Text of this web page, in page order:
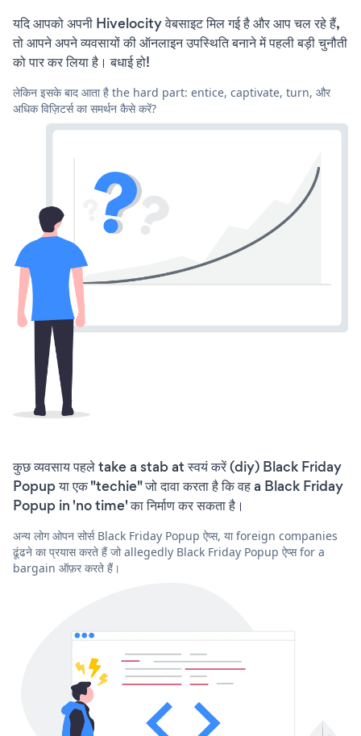
यदि आपको अपनी Hivelocity वेबसाइट मिल गई है और आप चल रहे हैं,
तो आपने अपने व्यवसायों की ऑनलाइन उपस्थिति बनाने में पहली बड़ी चुनौती
को पार कर लिया है। बधाई हो!
लेकिन इसके बाद आता है the hard part: entice, captivate, turn, और
अधिक विज़िटर्स का समर्थन कैसे करें?
कुछ व्यवसाय पहले take a stab at स्वयं करें (diy) Black Friday
Popup या एक "techie" जो दावा करता है कि वह a Black Friday
Popup in 'no time' का निर्माण कर सकता है।
अन्य लोग ओपन सोर्स Black Friday Popup ऐप्स, या foreign companies
ढूंढने का प्रयास करते हैं जो allegedly Black Friday Popup ऐप्स for a
bargain ऑफ़र करते हैं।